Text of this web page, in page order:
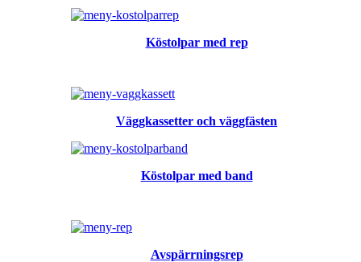
Köstolpar med rep
Väggkassetter och väggfästen
Köstolpar med band
Avspärrningsrep